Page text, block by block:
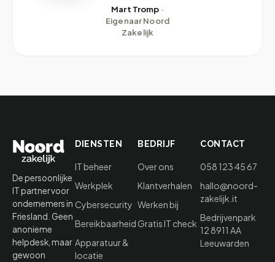
Mart Tromp ·
Eigenaar Noord
Zakelijk
De persoonlijke
IT partner voor
ondernemers in
Friesland. Geen
anonieme
helpdesk, maar
gewoon
DIENSTEN
IT beheer
Werkplek
Cybersecurity
Bereikbaarheid
Apparatuur &
locatie
BEDRIJF
Over ons
Klantverhalen
Werken bij
Gratis IT check
CONTACT
058 123 45 67
hallo@noord-
zakelijk.it
Bedrijvenpark
12 8911 AA
Leeuwarden